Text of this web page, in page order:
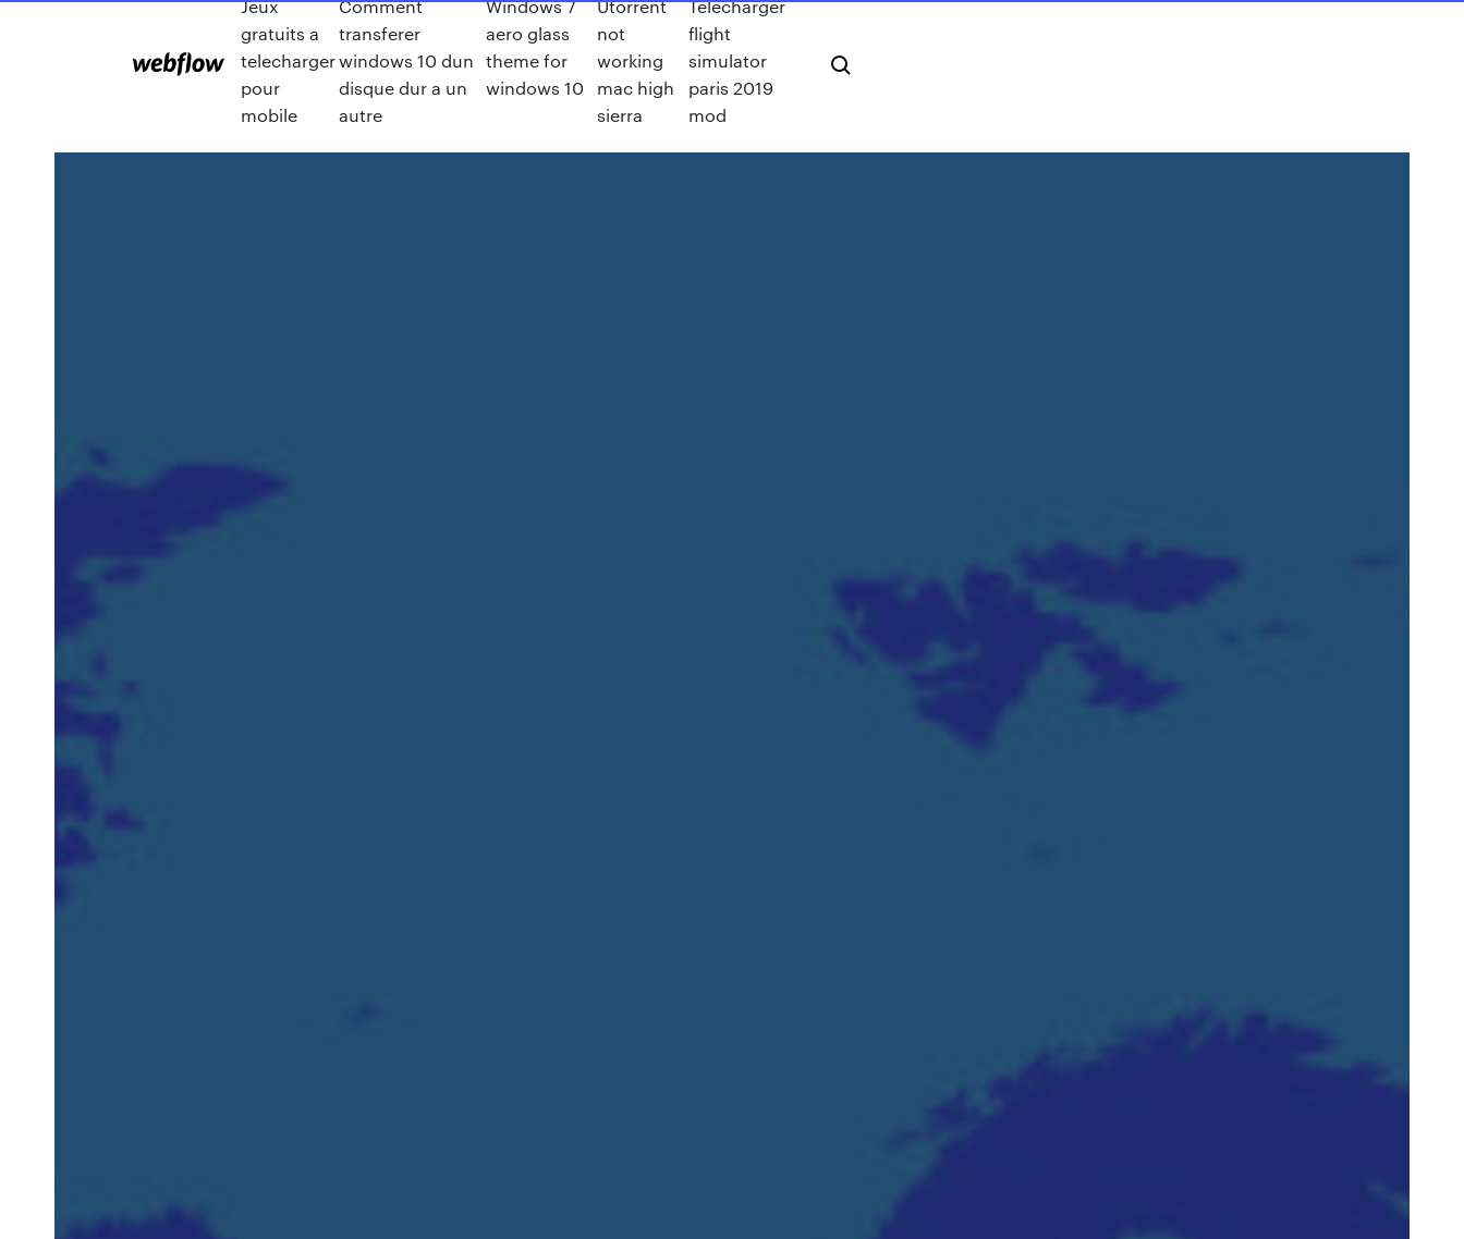
Jeux
gratuits a
telecharger
pour
mobile
Comment
transferer
windows 10 dun
disque dur a un
autre
Windows 7
aero glass
theme for
windows 10
Utorrent
not
working
mac high
sierra
Télécharger
flight
simulator
paris 2019
mod